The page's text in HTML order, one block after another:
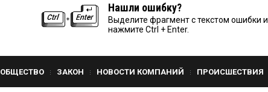
Нашли ошибку?
Выделите фрагмент с текстом ошибки и
нажмите Ctrl + Enter.
ОБЩЕСТВО ЗАКОН НОВОСТИ КОМПАНИЙ ПРОИСШЕСТВИЯ